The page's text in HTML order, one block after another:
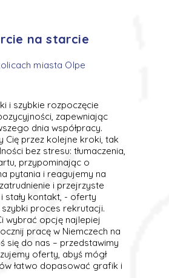
na starcie
miasta Olpe
i szybkie rozpoczęcie
zapewniając
dnia współpracy.
Cię przez kolejne kroki, tak
bez stresu: tłumaczenia,
przypominając o
pytania i reagujemy na
i przejrzyste
stały kontakt, - oferty
proces rekrutacji.
wybrać opcję najlepiej
pracę w Niemczech na
się do nas – przedstawimy
oferty, abyś mógł
łatwo dopasować grafik i